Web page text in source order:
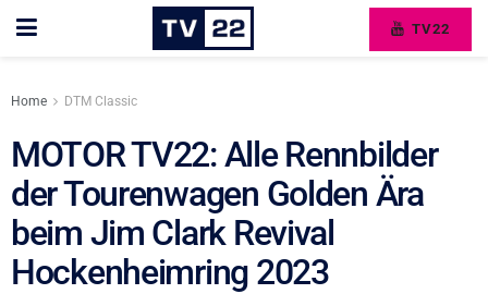
TV22
Home DTM Classic
MOTOR TV22: Alle Rennbilder
der Tourenwagen Golden Ära
beim Jim Clark Revival
Hockenheimring 2023